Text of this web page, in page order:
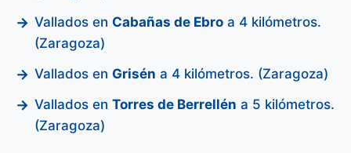
Vallados en Cabañas de Ebro a 4 kilómetros.
(Zaragoza)
Vallados en Grisén a 4 kilómetros. (Zaragoza)
Vallados en Torres de Berrellén a 5 kilómetros.
(Zaragoza)